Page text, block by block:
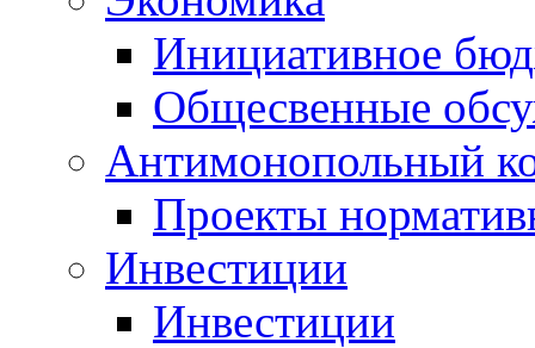
Инициативное
Общесвенные
Антимонопольный
Проекты
Инвестиции
Инвестиции